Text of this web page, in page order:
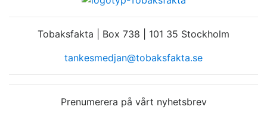
Tobaksfakta | Box 738 | 101 35 Stockholm
tankesmedjan@tobaksfakta.se
Prenumerera på vårt nyhetsbrev